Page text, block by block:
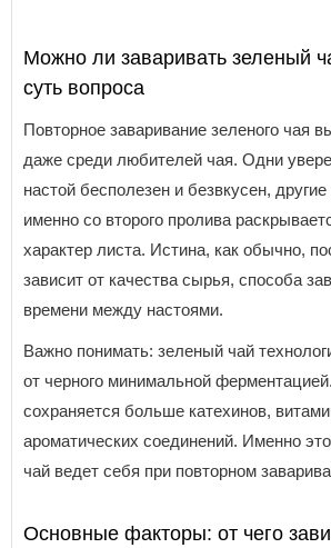
Можно ли заваривать зеленый
суть вопроса
Повторное заваривание зеленого чая
даже среди любителей чая. Одни
настой бесполезен и безвкусен,
именно со второго пролива
характер листа. Истина, как обычно,
зависит от качества сырья, способа
времени между настоями.
Важно понимать: зеленый чай
от черного минимальной
сохраняется больше катехинов,
ароматических соединений. Именно
чай ведет себя при повторном
Основные факторы: от чего